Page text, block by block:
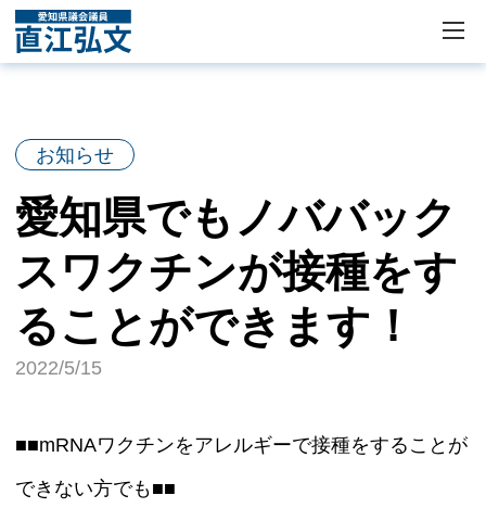
お知らせ
愛知県でもノババック
スワクチンが接種をす
ることができます！
2022/5/15
■■mRNAワクチンをアレルギーで接種をすることが
できない方でも■■